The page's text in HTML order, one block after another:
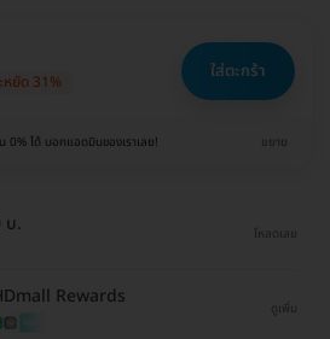
หยัด 31% ใส่ตะกร้า
ได้ บอกแอดมินของเราเลย! ขยาย
บ. โหลดเลย
Rewards
ดูเพิ่ม